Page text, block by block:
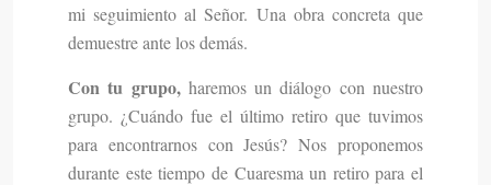
mi seguimiento al Señor. Una obra concreta que
demuestre ante los demás.
Con tu grupo, haremos un diálogo con nuestro
grupo. ¿Cuándo fue el último retiro que tuvimos
para encontrarnos con Jesús? Nos proponemos
durante este tiempo de Cuaresma un retiro para el